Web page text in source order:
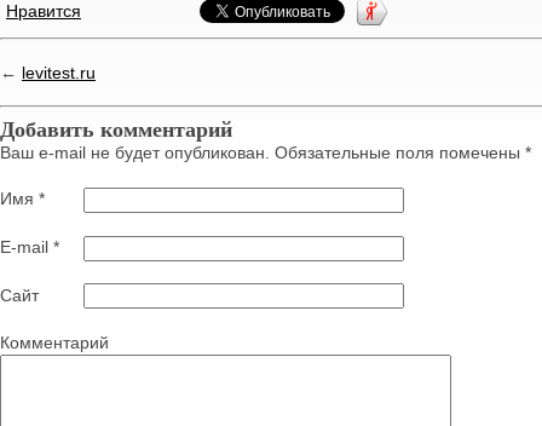
Нравится
← levitest.ru
Добавить комментарий
Ваш e-mail не будет опубликован. Обязательные поля помечены *
Имя *
E-mail *
Сайт
Комментарий